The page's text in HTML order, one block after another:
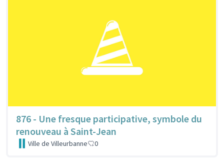
876 - Une fresque participative, symbole du
renouveau à Saint-Jean
Ville de Villeurbanne 0